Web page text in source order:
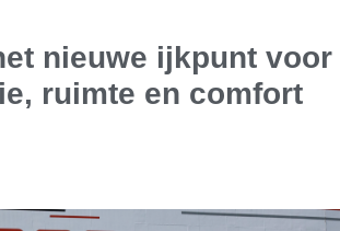
nieuwe ijkpunt voor
ruimte en comfort